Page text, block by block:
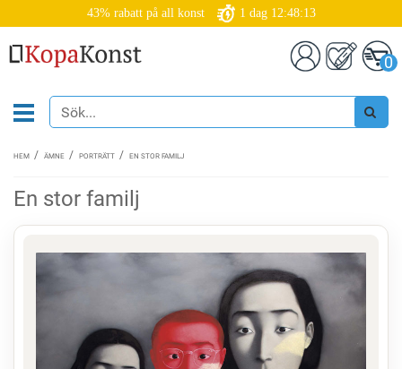
43% rabatt på all konst 1 dag 12:48:12
0
HEM ÄMNE PORTRÄTT EN STOR FAMILJ
En stor familj